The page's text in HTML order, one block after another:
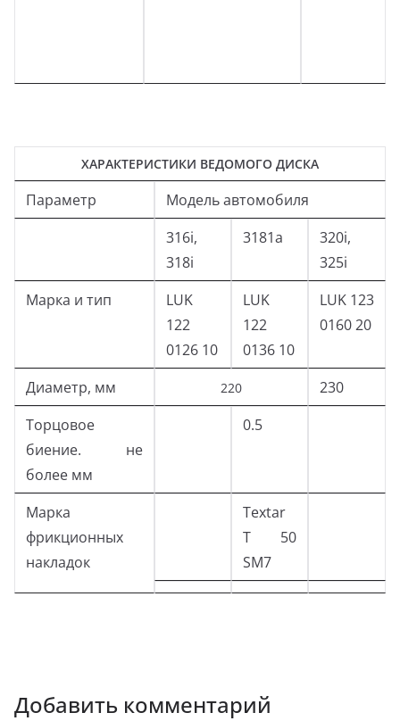
ХАРАКТЕРИСТИКИ ВЕДОМОГО ДИСКА
Параметр
Модель автомобиля
316i,
318i
3181а
320i,
325i
Марка и тип
LUK
122
0126 10
LUK
122
0136 10
LUK 123
0160 20
Диаметр, мм 220
230
Торцовое
биение. не
более мм
0.5
Марка
фрикционных
накладок
Textar
Т 50
SM7
Добавить комментарий